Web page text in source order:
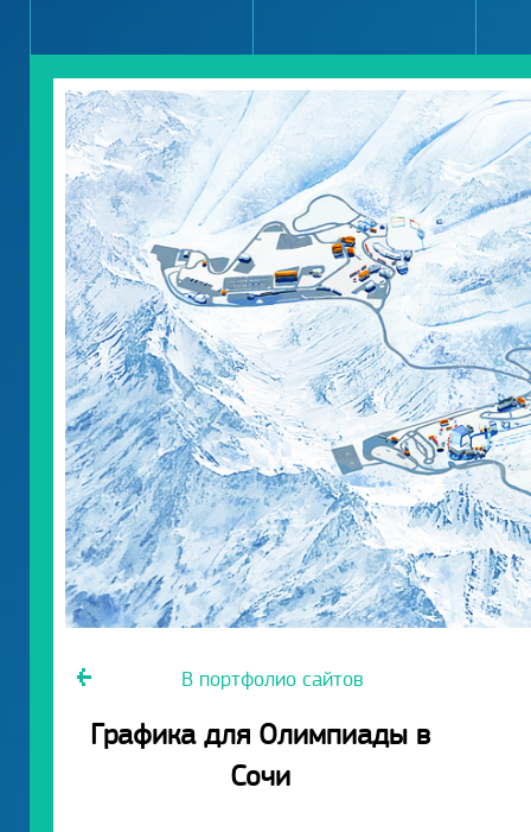
В портфолио сайтов
Графика для Олимпиады в
Сочи